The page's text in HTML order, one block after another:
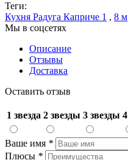
Теги:
Кухня Радуга Каприче 1 , 8 м
Мы в соцсетях
Описание
Отзывы
Доставка
Оставить отзыв
1 звезда 2 звезды 3 звезды
Ваше имя *
Плюсы *